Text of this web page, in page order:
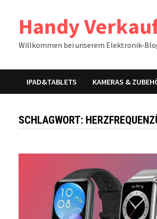
Inhalt
springenHandy
Willkommen bei unserem Elektronik-
IPAD&TABLETS KAMERAS &
SCHLAGWORT: